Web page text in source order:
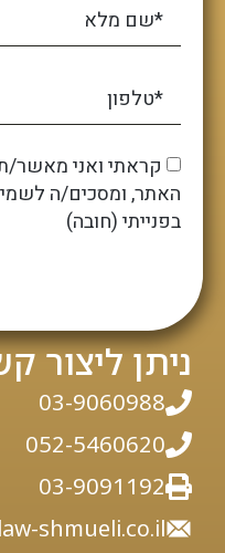
קראתי ואני מאשר/
האתר, ומסכים/ה
בפנייתי (חובה)
ניתן ליצור
03-9060988
052-5460620
03-9091192
shmueli.co.il